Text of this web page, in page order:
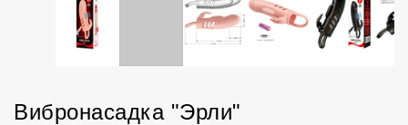
Вибронасадка "Эрли"